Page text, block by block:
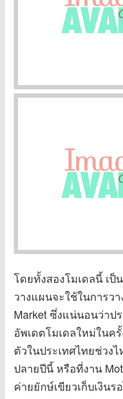
โดยทั้งสองโมเดลนี้ เป็
วางแผนจะใช้ในการว
Market ซึ่งแน่นอนว่าป
อัพเดตโมเดลใหม่ในค
ตัวในประเทศไทยช่วง
ปลายปีนี้ หรือที่งาน
ค่ายยักษ์เขียวเก็บเงินร